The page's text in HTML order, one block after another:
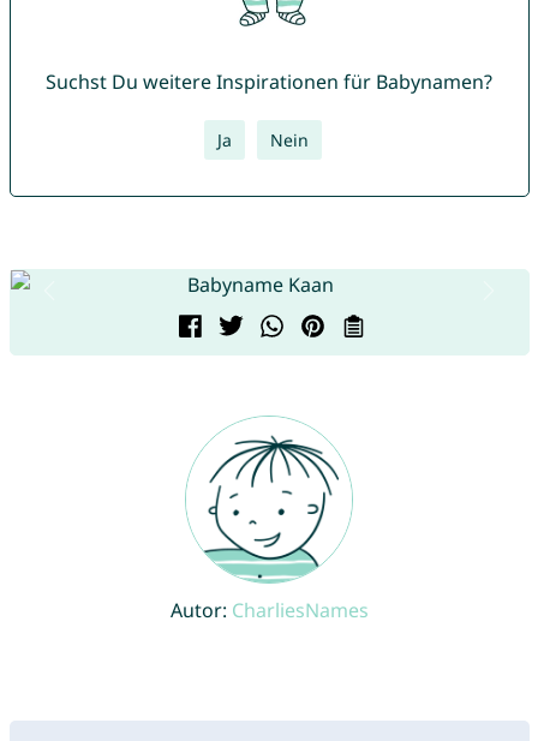
Suchst Du weitere Inspirationen für Babynamen?
Ja Nein
Autor: CharliesNames